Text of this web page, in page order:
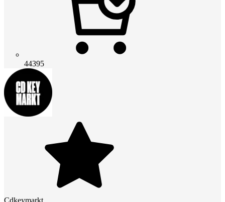
44395
Cdkeymarkt